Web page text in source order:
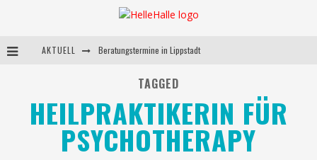
AKTUELL Beratungstermine in Lippstadt
Behandlungstermine in Lippstadt
Andrea Miorin-Bellermann
Kolumne-Ernährungsumstellung
TAGGED
HEILPRAKTIKERIN FÜR
PSYCHOTHERAPY